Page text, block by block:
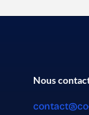
Nous